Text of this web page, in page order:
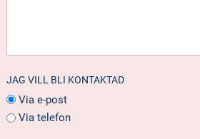
JAG VILL BLI KONTAKTAD
Via e-post
Via telefon